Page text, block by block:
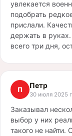
увлекается
подобрать
прислали.
держать в
всего три дня,
П Петр
30 июля 2025 г.
Заказывал
выбор у них
такого не найти.